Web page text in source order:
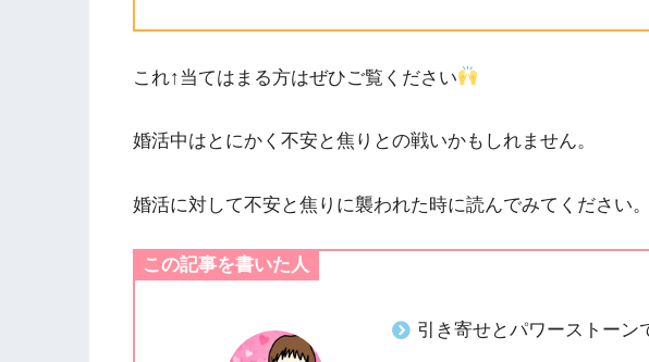
これ↑当てはまる方はぜひご覧ください
婚活中はとにかく不安と焦りとの戦いかもしれません。
婚活に対して不安と焦りに襲われた時に読んでみてください。
この記事を書いた人
引き寄せとパワーストーン